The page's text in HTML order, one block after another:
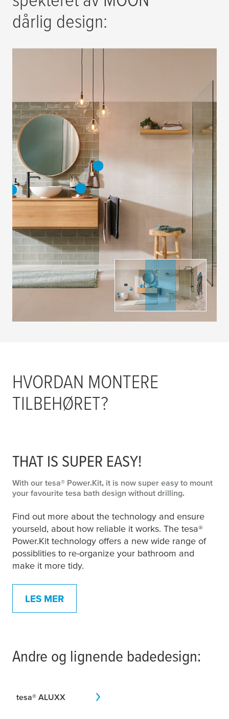
dårlig design:
HVORDAN MONTERE
TILBEHØRET?
THAT IS SUPER EASY!
With our tesa® Power.Kit, it is now super easy to mount
your favourite tesa bath design without drilling.
Find out more about the technology and ensure
yourseld, about how reliable it works. The tesa®
Power.Kit technology offers a new wide range of
possiblities to re-organize your bathroom and
make it more tidy.
LES MER
Andre og lignende badedesign:
tesa® ALUXX